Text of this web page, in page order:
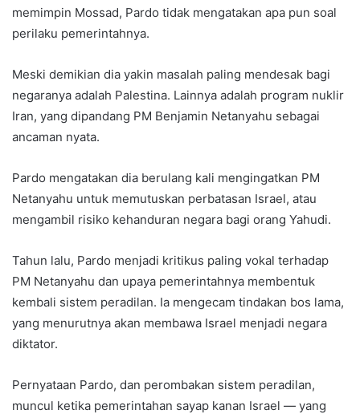
memimpin Mossad, Pardo tidak mengatakan apa pun soal
perilaku pemerintahnya.
Meski demikian dia yakin masalah paling mendesak bagi
negaranya adalah Palestina. Lainnya adalah program nuklir
Iran, yang dipandang PM Benjamin Netanyahu sebagai
ancaman nyata.
Pardo mengatakan dia berulang kali mengingatkan PM
Netanyahu untuk memutuskan perbatasan Israel, atau
mengambil risiko kehanduran negara bagi orang Yahudi.
Tahun lalu, Pardo menjadi kritikus paling vokal terhadap
PM Netanyahu dan upaya pemerintahnya membentuk
kembali sistem peradilan. Ia mengecam tindakan bos lama,
yang menurutnya akan membawa Israel menjadi negara
diktator.
Pernyataan Pardo, dan perombakan sistem peradilan,
muncul ketika pemerintahan sayap kanan Israel — yang